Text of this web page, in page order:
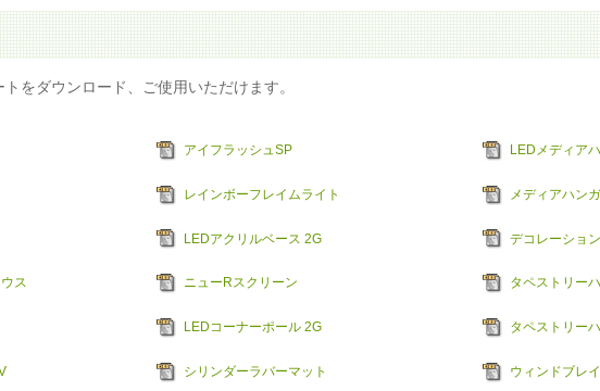
をダウンロード、ご使用いただけます。
ス
アイフラッシュSP
レインボーフレイムライト
LEDアクリルベース 2G
ニューRスクリーン
LEDコーナーポール 2G
シリンダーラバーマット
LEDメディア
メディアハン
デコレーショ
タペストリー
タペストリー
ウィンドブレ